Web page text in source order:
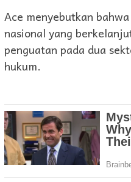
Ace menyebutkan
nasional yang
penguatan pada dua
hukum.